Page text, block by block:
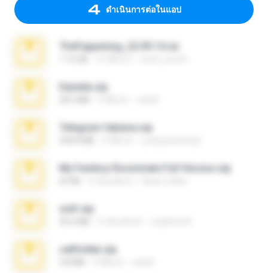
ดำเนินการต่อในแอป
TheFappening_22.09.14.rar
Daniela.zip
Telegram fabiana.zip
My Femboy Roommate Full Version.zip
ouh!.zip
cellfolder.zip